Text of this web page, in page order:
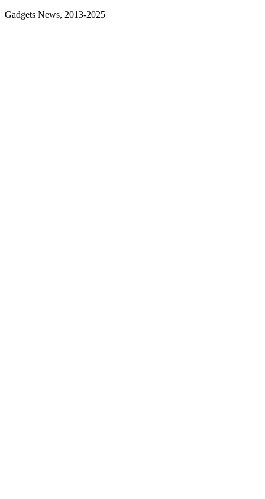
Gadgets News, 2013-2025